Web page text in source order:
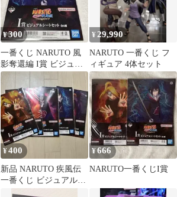
¥300
一番くじ NARUTO 風
影奪還編 I賞 ビジュア
ルシート サスケ 大蛇丸
¥ 29,990
NARUTO 一番くじ フ
ィギュア 4体セット
¥400
新品 NARUTO 疾風伝
一番くじ ビジュアルシ
ート 暁メンバー
¥666
NARUTO一番くじI賞